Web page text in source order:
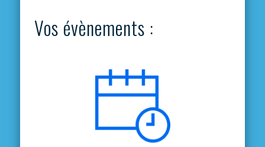
Vos évènements :